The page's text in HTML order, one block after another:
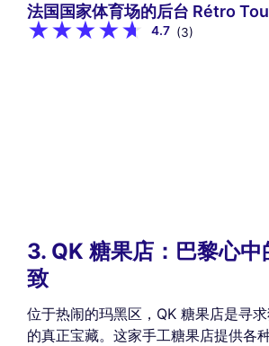
法国国家体育场的后台
4.7 (3)
Rétro
3. QK 糖果店：巴黎心中
致
位于热闹的玛黑区，QK 糖果店是寻
的真正宝藏。这家手工糖果店提供各